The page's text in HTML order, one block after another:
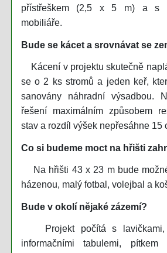
přístřeškem (2,5 x 5 m) a s
mobiliáře.
Bude se kácet a srovnávat se
Kácení v projektu skutečně
se o 2 ks stromů a jeden keř,
sanovány náhradní výsadbou.
řešení maximálním způsobem
stav a rozdíl výšek nepřesáhne 15
Co si budeme moct na hřišti
Na hřišti 43 x 23 m bude
házenou, malý fotbal, volejbal a
Bude v okolí nějaké zázemí?
Projekt počítá s lavičkami,
informačními tabulemi,